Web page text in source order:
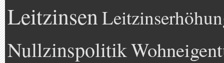
Leitzinsen
Nullzinspolitik